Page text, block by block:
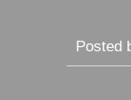
Posted